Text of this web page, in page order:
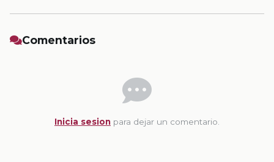
Comentarios
Inicia sesion para dejar un comentario.